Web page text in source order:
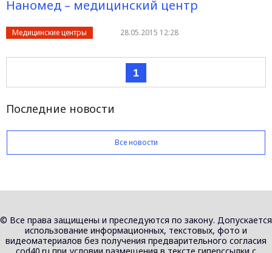
Наномед – медицинский центр
Медицинские центры 28.05.2015 12:28
1
Последние новости
Все новости
© Все права защищены и преследуются по закону. Допускается
использование информационных, текстовых, фото и
видеоматериалов без получения предварительного согласия